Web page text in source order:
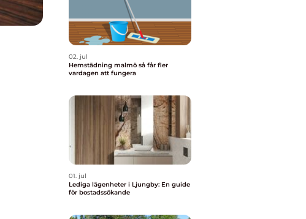
02. jul
Hemstädning malmö så får fler
vardagen att fungera
01. jul
Lediga lägenheter i Ljungby: En guide
för bostadssökande